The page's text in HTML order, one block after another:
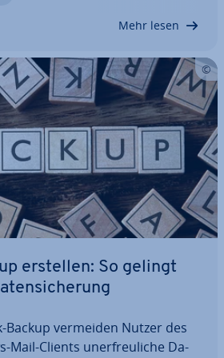
Mehr lesen
erstellen: So gelingt
vermeiden Nutzer des
Mail-Clients un­er­freu­li­che Da­